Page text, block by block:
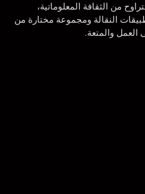
من الثقافة المعلوماتية،
النقالة ومجموعة مختارة من
العمل والمتعة.